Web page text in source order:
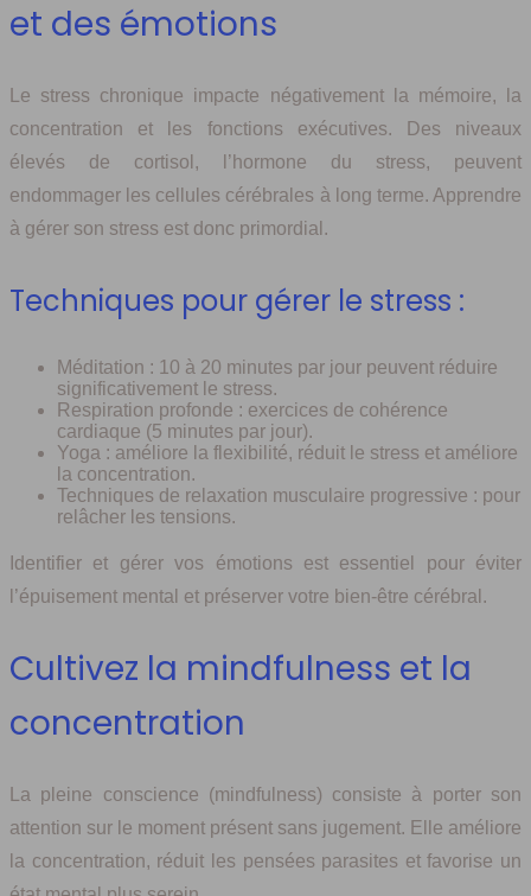
et des émotions
Le stress chronique impacte négativement la mémoire, la
concentration et les fonctions exécutives. Des niveaux
élevés de cortisol, l’hormone du stress, peuvent
endommager les cellules cérébrales à long terme. Apprendre
à gérer son stress est donc primordial.
Techniques pour gérer le stress :
Méditation : 10 à 20 minutes par jour peuvent réduire
significativement le stress.
Respiration profonde : exercices de cohérence
cardiaque (5 minutes par jour).
Yoga : améliore la flexibilité, réduit le stress et améliore
la concentration.
Techniques de relaxation musculaire progressive : pour
relâcher les tensions.
Identifier et gérer vos émotions est essentiel pour éviter
l’épuisement mental et préserver votre bien-être cérébral.
Cultivez la mindfulness et la
concentration
La pleine conscience (mindfulness) consiste à porter son
attention sur le moment présent sans jugement. Elle améliore
la concentration, réduit les pensées parasites et favorise un